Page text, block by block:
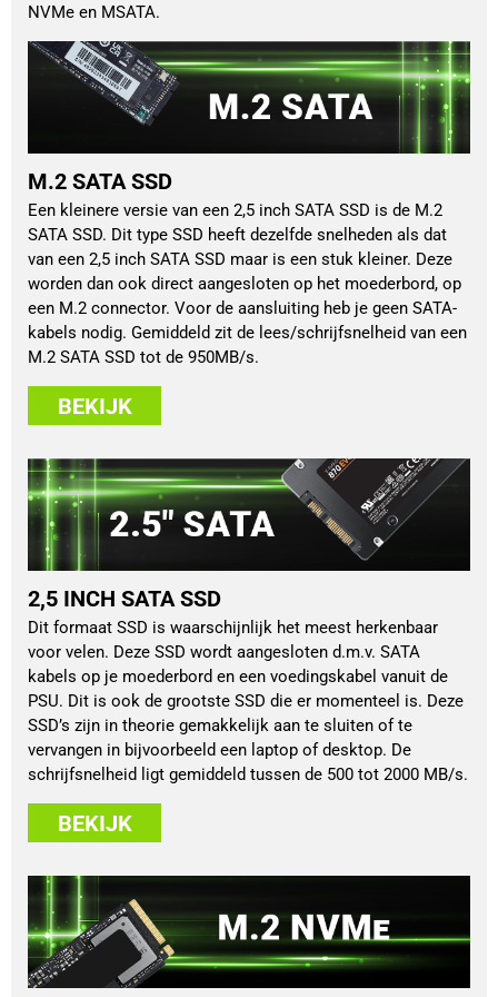
NVMe en MSATA.
2,5 INCH SATA SSD
Dit formaat SSD is waarschijnlijk het meest herkenbaar
voor velen. Deze SSD wordt aangesloten d.m.v. SATA
kabels op je moederbord en een voedingskabel vanuit de
PSU. Dit is ook de grootste SSD die er momenteel is. Deze
SSD’s zijn in theorie gemakkelijk aan te sluiten of te
vervangen in bijvoorbeeld een laptop of desktop. De
schrijfsnelheid ligt gemiddeld tussen de 500 tot 2000 MB/s.
BEKIJK
M.2 SATA SSD
Een kleinere versie van een 2,5 inch SATA SSD is de M.2
SATA SSD. Dit type SSD heeft dezelfde snelheden als dat
van een 2,5 inch SATA SSD maar is een stuk kleiner. Deze
worden dan ook direct aangesloten op het moederbord, op
een M.2 connector. Voor de aansluiting heb je geen SATA-
kabels nodig. Gemiddeld zit de lees/schrijfsnelheid van een
M.2 SATA SSD tot de 950MB/s.
BEKIJK